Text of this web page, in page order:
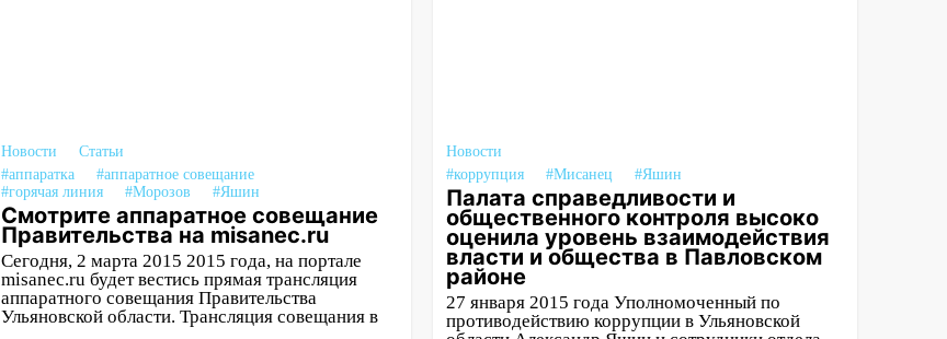
Новости
Статьи
#аппаратка
#аппаратное совещание
#горячая линия
#Морозов #Яшин
Смотрите аппаратное совещание
Правительства на misanec.ru
Сегодня, 2 марта 2015 2015 года, на портале
misanec.ru будет вестись прямая трансляция
аппаратного совещания Правительства
Ульяновской области. Трансляция совещания в
Новости
#коррупция
#Мисанец #Яшин
Палата справедливости и
общественного контроля высоко
оценила уровень взаимодействия
власти и общества в Павловском
районе
27 января 2015 года Уполномоченный по
противодействию коррупции в Ульяновской